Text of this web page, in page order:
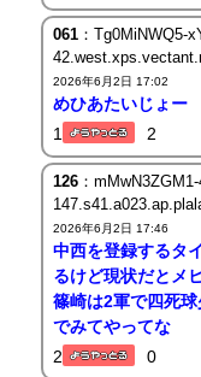
061：Tg0MiNWQ5-
2026年6月2日 17:02
めひあたいじょー
1
2
126：
2026年6月2日 17:46
中西を登録するタ
るけど現状だとメ
篠崎は2軍で四死
でみてやってな
2
0